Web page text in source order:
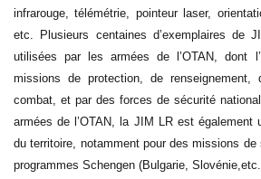
infrarouge, télémétrie, pointeur laser,
etc. Plusieurs centaines d’exemplaires de
utilisées par les armées de l’OTAN, dont
missions de protection, de renseignement,
combat, et par des forces de sécurité
armées de l’OTAN, la JIM LR est
du territoire, notamment pour des missions
programmes Schengen (Bulgarie,